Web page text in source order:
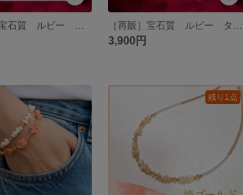
3,900円
残り1点